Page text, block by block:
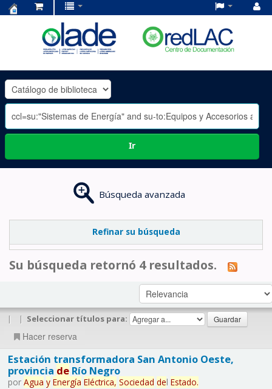
OLADE
-
Ir
Búsqueda avanzada
Refinar su búsqueda
Su búsqueda retornó 4 resultados.
| | Seleccionar títulos para:
Hacer reserva
Estación transformadora San Antonio Oeste,
provincia deRío Negro
por Agua y Energía Eléctrica, Sociedad del Estado.